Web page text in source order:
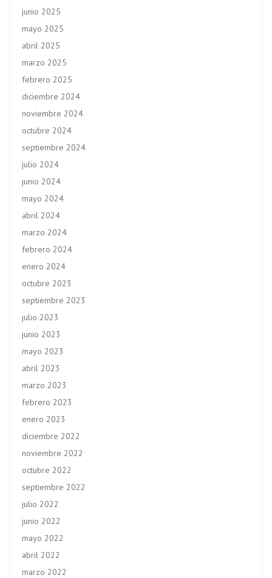
junio 2025
mayo 2025
abril 2025
marzo 2025
febrero 2025
diciembre 2024
noviembre 2024
octubre 2024
septiembre 2024
julio 2024
junio 2024
mayo 2024
abril 2024
marzo 2024
febrero 2024
enero 2024
octubre 2023
septiembre 2023
julio 2023
junio 2023
mayo 2023
abril 2023
marzo 2023
febrero 2023
enero 2023
diciembre 2022
noviembre 2022
octubre 2022
septiembre 2022
julio 2022
junio 2022
mayo 2022
abril 2022
marzo 2022